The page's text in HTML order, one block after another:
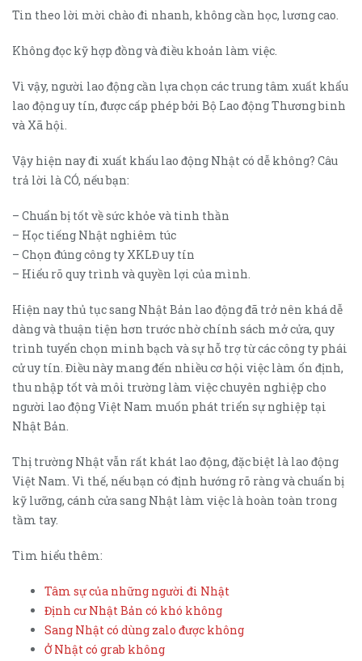
Tin theo lời mời chào đi nhanh, không cần học, lương cao.
Không đọc kỹ hợp đồng và điều khoản làm việc.
Vì vậy, người lao động cần lựa chọn các trung tâm xuất khẩu
lao động uy tín, được cấp phép bởi Bộ Lao động Thương binh
và Xã hội.
Vậy hiện nay đi xuất khẩu lao động Nhật có dễ không? Câu
trả lời là CÓ, nếu bạn:
– Chuẩn bị tốt về sức khỏe và tinh thần
– Học tiếng Nhật nghiêm túc
– Chọn đúng công ty XKLĐ uy tín
– Hiểu rõ quy trình và quyền lợi của mình.
Hiện nay thủ tục sang Nhật Bản lao động đã trở nên khá dễ
dàng và thuận tiện hơn trước nhờ chính sách mở cửa, quy
trình tuyển chọn minh bạch và sự hỗ trợ từ các công ty phái
cử uy tín. Điều này mang đến nhiều cơ hội việc làm ổn định,
thu nhập tốt và môi trường làm việc chuyên nghiệp cho
người lao động Việt Nam muốn phát triển sự nghiệp tại
Nhật Bản.
Thị trường Nhật vẫn rất khát lao động, đặc biệt là lao động
Việt Nam. Vì thế, nếu bạn có định hướng rõ ràng và chuẩn bị
kỹ lưỡng, cánh cửa sang Nhật làm việc là hoàn toàn trong
tầm tay.
Tìm hiểu thêm:
Tâm sự của những người đi Nhật
Định cư Nhật Bản có khó không
Sang Nhật có dùng zalo được không
Ở Nhật có grab không